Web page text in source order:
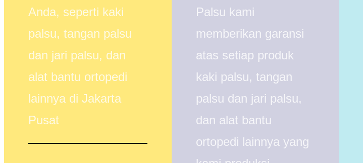
Anda, seperti kaki
palsu, tangan palsu
dan jari palsu, dan
alat bantu ortopedi
lainnya di Jakarta
Pusat
Palsu kami
memberikan garansi
atas setiap produk
kaki palsu, tangan
palsu dan jari palsu,
dan alat bantu
ortopedi lainnya yang